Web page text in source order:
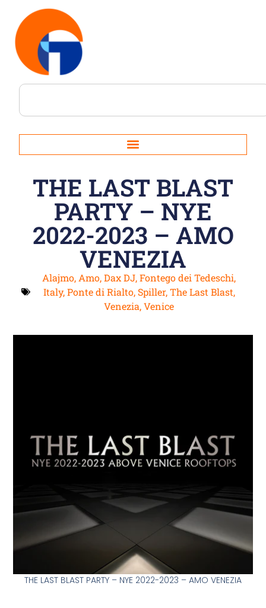
THE LAST BLAST
PARTY – NYE
2022-2023 – AMO
VENEZIA
Alajmo, Amo,Dax DJ,Fontego dei Tedeschi,
Italy,Ponte di Rialto,Spiller,The Last Blast,
Venezia,Venice
THE LAST BLAST PARTY – NYE 2022-2023 – AMO VENEZIA